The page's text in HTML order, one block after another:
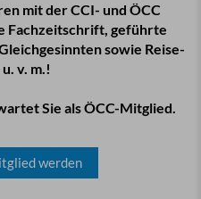
mit der CCI- und ÖCC
Fachzeitschrift, geführte
sowie Reise-
v. m.!
Sie als ÖCC-Mitglied.
werden